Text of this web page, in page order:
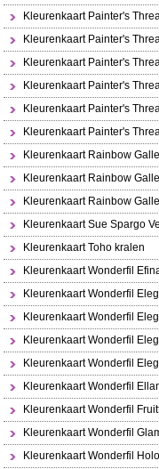
Kleurenkaart Painter's
Kleurenkaart Painter's
Kleurenkaart Painter's
Kleurenkaart Painter's
Kleurenkaart Painter's
Kleurenkaart Painter's
Kleurenkaart Rainbow
Kleurenkaart Rainbow
Kleurenkaart Rainbow
Kleurenkaart Sue Spargo
Kleurenkaart Toho kralen
Kleurenkaart Wonderfil
Kleurenkaart Wonderfil
Kleurenkaart Wonderfil
Kleurenkaart Wonderfil
Kleurenkaart Wonderfil
Kleurenkaart Wonderfil
Kleurenkaart Wonderfil
Kleurenkaart Wonderfil
Kleurenkaart Wonderfil